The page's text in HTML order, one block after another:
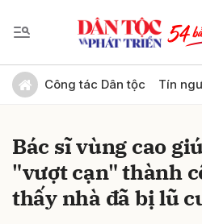
Công tác Dân tộc Tín
Bác sĩ vùng cao
"vượt cạn" thành
thấy nhà đã bị lũ
Gửi bình luận